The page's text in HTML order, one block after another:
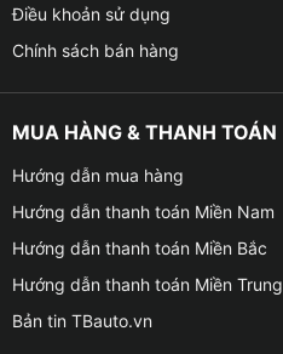
Điều khoản sử dụng
Chính sách bán hàng
MUA HÀNG & THANH TOÁN
Hướng dẫn mua hàng
Hướng dẫn thanh toán Miền Nam
Hướng dẫn thanh toán Miền Bắc
Hướng dẫn thanh toán Miền Trung
Bản tin TBauto.vn